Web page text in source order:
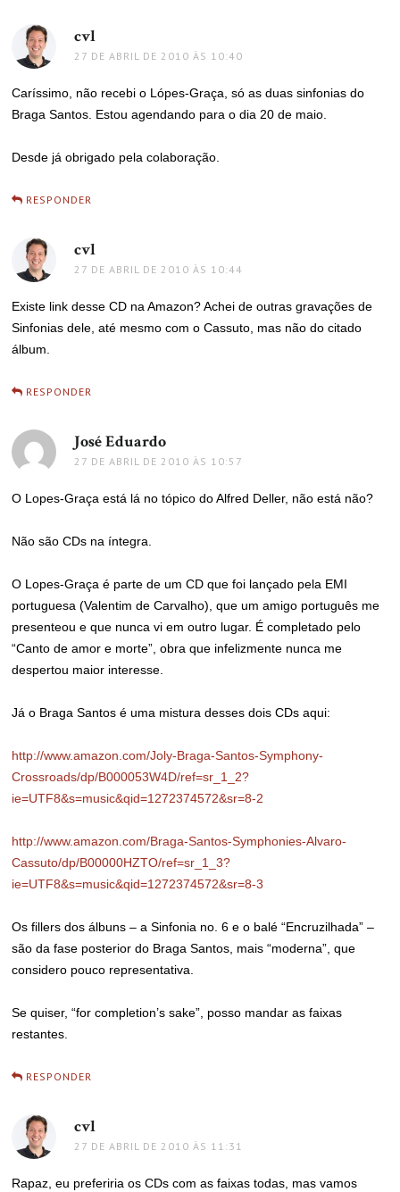
cvl
27 DE ABRIL DE 2010 ÀS 10:40
Caríssimo, não recebi o Lópes-Graça, só as duas sinfonias do
Braga Santos. Estou agendando para o dia 20 de maio.
Desde já obrigado pela colaboração.
RESPONDER
cvl
27 DE ABRIL DE 2010 ÀS 10:44
Existe link desse CD na Amazon? Achei de outras gravações de
Sinfonias dele, até mesmo com o Cassuto, mas não do citado
álbum.
RESPONDER
José Eduardo
27 DE ABRIL DE 2010 ÀS 10:57
O Lopes-Graça está lá no tópico do Alfred Deller, não está não?
Não são CDs na íntegra.
O Lopes-Graça é parte de um CD que foi lançado pela EMI
portuguesa (Valentim de Carvalho), que um amigo português me
presenteou e que nunca vi em outro lugar. É completado pelo
“Canto de amor e morte”, obra que infelizmente nunca me
despertou maior interesse.
Já o Braga Santos é uma mistura desses dois CDs aqui:
http://www.amazon.com/Joly-Braga-Santos-Symphony-
Crossroads/dp/B000053W4D/ref=sr_1_2?
ie=UTF8&s=music&qid=1272374572&sr=8-2
http://www.amazon.com/Braga-Santos-Symphonies-Alvaro-
Cassuto/dp/B00000HZTO/ref=sr_1_3?
ie=UTF8&s=music&qid=1272374572&sr=8-3
Os fillers dos álbuns – a Sinfonia no. 6 e o balé “Encruzilhada” –
são da fase posterior do Braga Santos, mais “moderna”, que
considero pouco representativa.
Se quiser, “for completion’s sake”, posso mandar as faixas
restantes.
RESPONDER
cvl
27 DE ABRIL DE 2010 ÀS 11:31
Rapaz, eu preferiria os CDs com as faixas todas, mas vamos